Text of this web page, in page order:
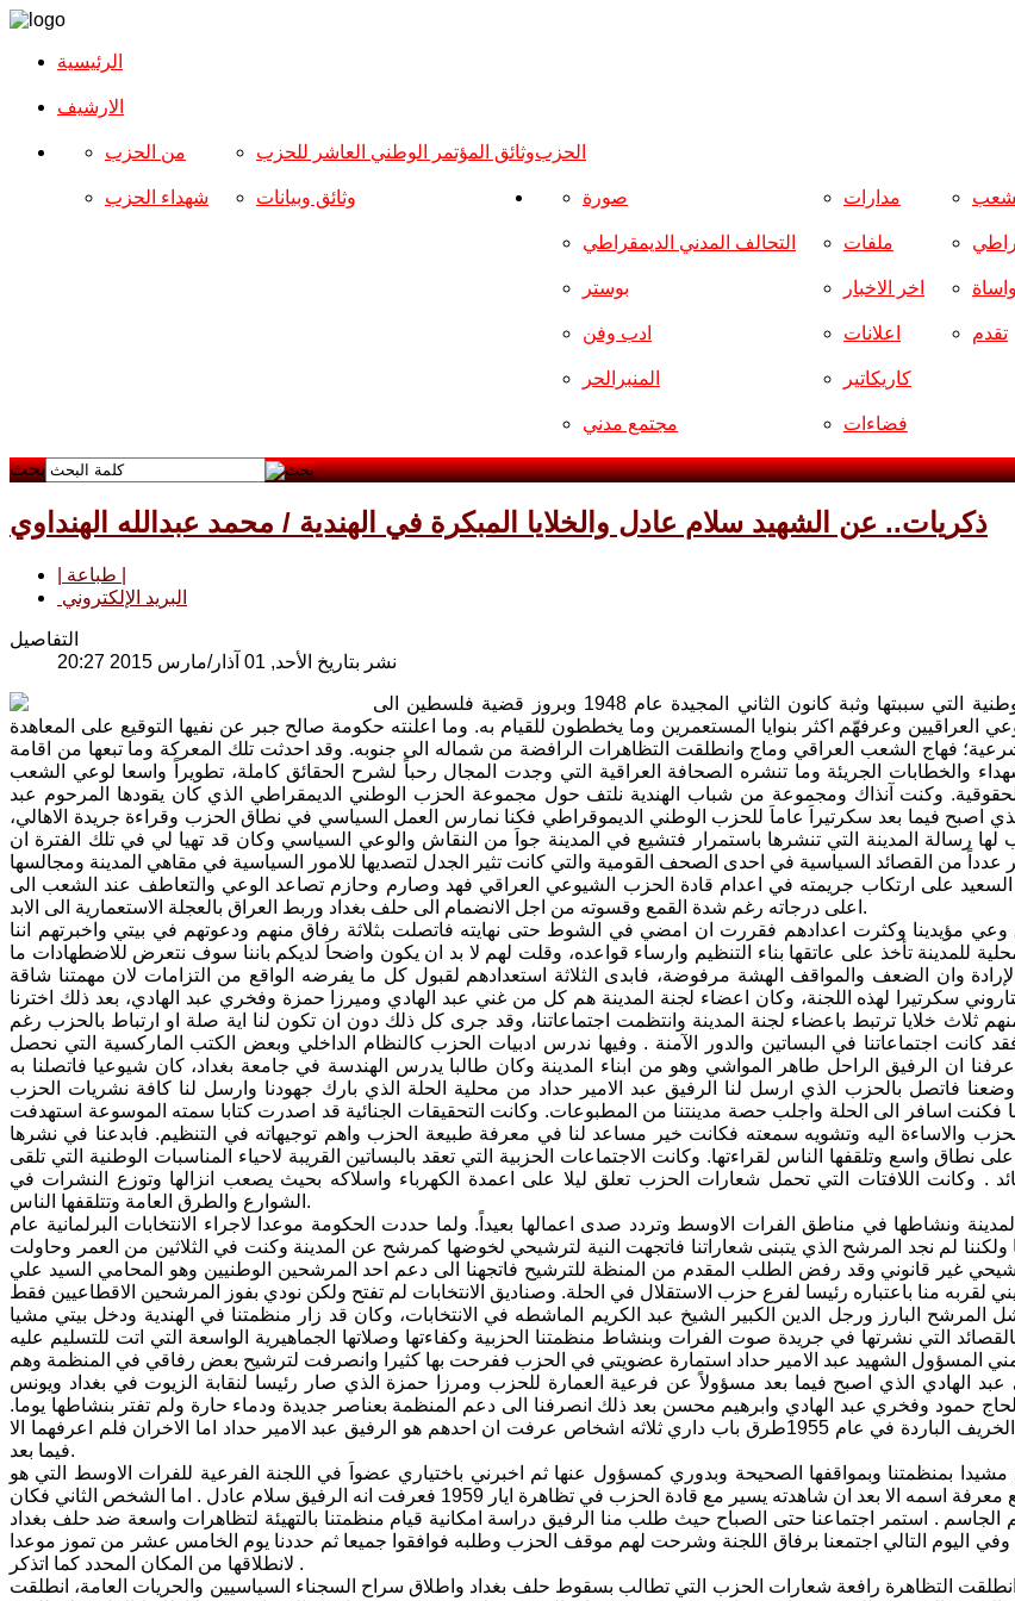
الرئيسية
الارشیف
الحزب من الحزب
شهداء الحزب
وثائق المؤتمر الوطني العاشر للحزب
وثائق وبيانات صورة
التحالف المدني الديمقراطي
بوستر
ادب وفن
المنبرالحر
مجتمع مدني
مدارات
ملفات
اخر الاخبار
اعلانات
كاريكاتير
فضاءات
تقدم
بحث
ذكريات.. عن الشهيد سلام عادل والخلايا المبكرة في الهندية / محمد عبدالله الهنداوي
البريد الإلكتروني
التفاصيل
نشر بتاريخ الأحد, 01 آذار/مارس 2015 20:27
كانت الارهاصات الوطنية التي سببتها وثبة كانون الثاني المجيدة عام 1948 وبروز قضية فلسطين الى
وعرفهّم اكثر بنوايا المستعمرين وما يخططون للقيام به. وما اعلنته حكومة صالح جبر عن نفيها التوقيع على المعاهدة
فهاج الشعب العراقي وماج وانطلقت التظاهرات الرافضة من شماله الى جنوبه. وقد احدثت تلك المعركة وما تبعها من اقامة
والخطابات الجريئة وما تنشره الصحافة العراقية التي وجدت المجال رحباً لشرح الحقائق كاملة، تطويراً واسعا لوعي الشعب
وكنت آنذاك ومجموعة من شباب الهندية نلتف حول مجموعة الحزب الوطني الديمقراطي الذي كان يقودها المرحوم عبد
اصبح فيما بعد سكرتيراَ عاماَ للحزب الوطني الديموقراطي فكنا نمارس العمل السياسي في نطاق الحزب وقراءة جريدة الاهالي،
لها رسالة المدينة التي تنشرها باستمرار فتشيع في المدينة جواَ من النقاش والوعي السياسي وكان قد تهيا لي في تلك الفترة ان
السعيد على ارتكاب جريمته في اعدام قادة الحزب الشيوعي العراقي فهد وصارم وحازم تصاعد الوعي والتعاطف عند الشعب الى
اعلى درجاته رغم شدة القمع وقسوته من اجل الانضمام الى حلف بغداد وربط العراق بالعجلة الاستعمارية الى الابد.
مؤيدينا وكثرت اعدادهم فقررت ان امضي في الشوط حتى نهايته فاتصلت بثلاثة رفاق منهم ودعوتهم في بيتي واخبرتهم اننا
للمدينة تأخذ على عاتقها بناء التنظيم وارساء قواعده، وقلت لهم لا بد ان يكون واضحاَ لديكم باننا سوف نتعرض للاضطهادات ما
وان الضعف والمواقف الهشة مرفوضة، فابدى الثلاثة استعدادهم لقبول كل ما يفرضه الواقع من التزامات لان مهمتنا شاقة
سكرتيرا لهذه اللجنة، وكان اعضاء لجنة المدينة هم كل من غني عبد الهادي وميرزا حمزة وفخري عبد الهادي، بعد ذلك اخترنا
ثلاث خلايا ترتبط باعضاء لجنة المدينة وانتظمت اجتماعاتنا، وقد جرى كل ذلك دون ان تكون لنا اية صلة او ارتباط بالحزب رغم
فقد كانت اجتماعاتنا في البساتين والدور الآمنة . وفيها ندرس ادبيات الحزب كالنظام الداخلي وبعض الكتب الماركسية التي نحصل
ان الرفيق الراحل طاهر المواشي وهو من ابناء المدينة وكان طالبا يدرس الهندسة في جامعة بغداد، كان شيوعيا فاتصلنا به
فاتصل بالحزب الذي ارسل لنا الرفيق عبد الامير حداد من محلية الحلة الذي بارك جهودنا وارسل لنا كافة نشريات الحزب
فكنت اسافر الى الحلة واجلب حصة مدينتنا من المطبوعات. وكانت التحقيقات الجنائية قد اصدرت كتابا سمته الموسوعة استهدفت
والاساءة اليه وتشويه سمعته فكانت خير مساعد لنا في معرفة طبيعة الحزب واهم توجيهاته في التنظيم. فابدعنا في نشرها
نطاق واسع وتلقفها الناس لقراءتها. وكانت الاجتماعات الحزبية التي تعقد بالبساتين القريبة لاحياء المناسبات الوطنية التي تلقى
. وكانت اللافتات التي تحمل شعارات الحزب تعلق ليلا على اعمدة الكهرباء واسلاكه بحيث يصعب انزالها وتوزع النشرات في
الشوارع والطرق العامة وتتلقفها الناس.
ونشاطها في مناطق الفرات الاوسط وتردد صدى اعمالها بعيداً. ولما حددت الحكومة موعدا لاجراء الانتخابات البرلمانية عام
ولكننا لم نجد المرشح الذي يتبنى شعاراتنا فاتجهت النية لترشيحي لخوضها كمرشح عن المدينة وكنت في الثلاثين من العمر وحاولت
غير قانوني وقد رفض الطلب المقدم من المنظة للترشيح فاتجهنا الى دعم احد المرشحين الوطنيين وهو المحامي السيد علي
المرشح البارز ورجل الدين الكبير الشيخ عبد الكريم الماشطه في الانتخابات، وكان قد زار منظمتنا في الهندية ودخل بيتي مشيا
التي نشرتها في جريدة صوت الفرات وبنشاط منظمتنا الحزبية وكفاءتها وصلاتها الجماهيرية الواسعة التي اتت للتسليم عليه
6/1954. سلمني المسؤول الشهيد عبد الامير حداد استمارة عضويتي في الحزب ففرحت بها كثيرا وانصرفت لترشيح بعض رفاقي في المنظمة وهم
الهادي الذي اصبح فيما بعد مسؤولاً عن فرعية العمارة للحزب ومرزا حمزة الذي صار رئيسا لنقابة الزيوت في بغداد ويونس
حمود وفخري عبد الهادي وابرهيم محسن بعد ذلك انصرفنا الى دعم المنظمة بعناصر جديدة ودماء حارة ولم تفتر بنشاطها يوما.
وفي ليلة من ليالي الخريف الباردة في عام 1955طرق باب داري ثلاثه اشخاص عرفت ان احدهم هو الرفيق عبد الامير حداد اما الاخران فلم اعرفهما الا
فيما بعد.
مشيدا بمنظمتنا وبمواقفها الصحيحة وبدوري كمسؤول عنها ثم اخبرني باختياري عضواَ في اللجنة الفرعية للفرات الاوسط التي هو
مسؤولها ولم استطع معرفة اسمه الا بعد ان شاهدته يسير مع قادة الحزب في تظاهرة ايار 1959 فعرفت انه الرفيق سلام عادل . اما الشخص الثاني فكان
الجاسم . استمر اجتماعنا حتى الصباح حيث طلب منا الرفيق دراسة امكانية قيام منظمتنا بالتهيئة لتظاهرات واسعة ضد حلف بغداد
وفي اليوم التالي اجتمعنا برفاق اللجنة وشرحت لهم موقف الحزب وطلبه فوافقوا جميعا ثم حددنا يوم الخامس عشر من تموز موعدا
لانطلاقها من المكان المحدد كما اتذكر .
التظاهرة رافعة شعارات الحزب التي تطالب بسقوط حلف بغداد واطلاق سراح السجناء السياسيين والحريات العامة، انطلقت